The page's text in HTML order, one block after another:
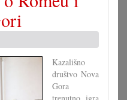
Kazališno
društvo Nova
Gora